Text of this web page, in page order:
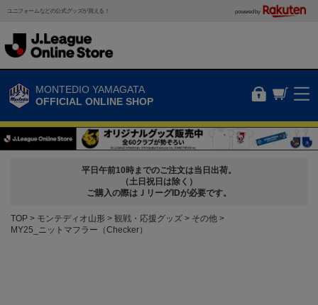
ユニフォームなどの公式グッズが買える！ powered by
MONTEDIO YAMAGATA
OFFICIAL ONLINE SHOP
平日午前10時までのご注文は当日出荷。
（土日祝日は除く）
ご購入の際はＪリーグIDが必要です。
TOP モンテディオ山形 観戦・応援グッズ
その他
MY25_ニットマフラー（Checker）